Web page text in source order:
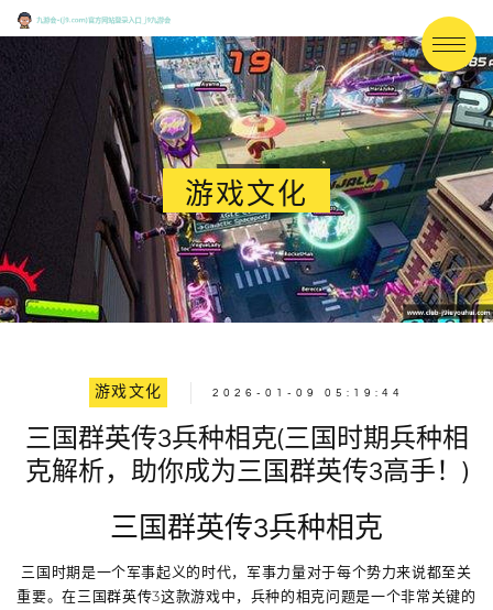
游戏文化
游戏文化 2026-01-09 05:19:44
三国群英传3兵种相克(三国时期兵种相
克解析，助你成为三国群英传3高手！)
三国群英传3兵种相克
三国时期是一个军事起义的时代，军事力量对于每个势力来说都至关
重要。在三国群英传3这款游戏中，兵种的相克问题是一个非常关键的